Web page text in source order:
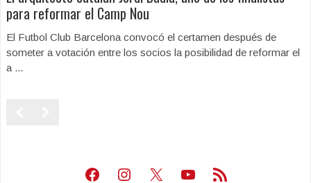
para reformar el Camp Nou
El Futbol Club Barcelona convocó el certamen después de
someter a votación entre los socios la posibilidad de reformar el
a ...
Facebook
Instagram
X Youtube
Feed RSS